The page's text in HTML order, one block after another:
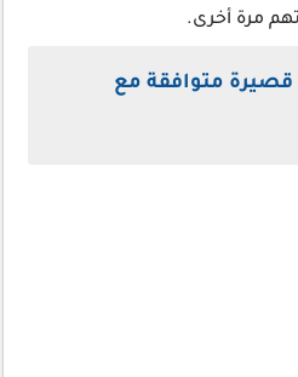
مرة أخرى.
قصيرة متوافقة مع